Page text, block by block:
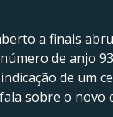
a finais
de anjo
de um
sobre o novo